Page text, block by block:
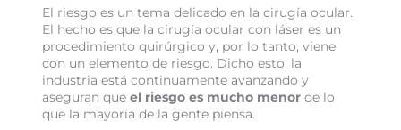
El riesgo es un tema delicado en la cirugía ocular.
El hecho es que la cirugía ocular con láser es un
procedimiento quirúrgico y, por lo tanto, viene
con un elemento de riesgo. Dicho esto, la
industria está continuamente avanzando y
aseguran queel riesgo es mucho menorde lo
que la mayoría de la gente piensa.